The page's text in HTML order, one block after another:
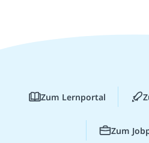
Zum Lernportal
Zum